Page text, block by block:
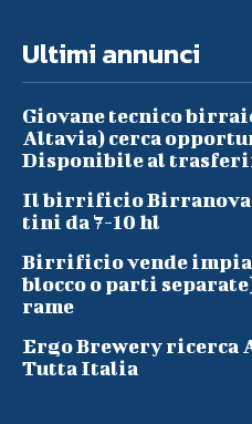
Ultimi annunci
Giovane tecnico
Altavia) cerca
Disponibile al
Il birrificio Birranova
tini da 7-10 hl
Birrificio vende
blocco o parti
rame
Ergo Brewery ricerca
Tutta Italia